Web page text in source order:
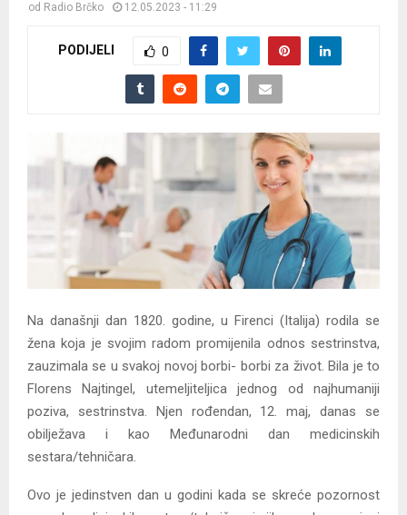
od Radio Brčko 12.05.2023 - 11:29
PODIJELI 0
Na današnji dan 1820. godine, u Firenci (Italija) rodila se
žena koja je svojim radom promijenila odnos sestrinstva,
zauzimala se u svakoj novoj borbi- borbi za život. Bila je to
Florens Najtingel, utemeljiteljica jednog od najhumaniji
poziva, sestrinstva. Njen rođendan, 12. maj, danas se
obilježava i kao Međunarodni dan medicinskih
sestara/tehničara.
Ovo je jedinstven dan u godini kada se skreće pozornost